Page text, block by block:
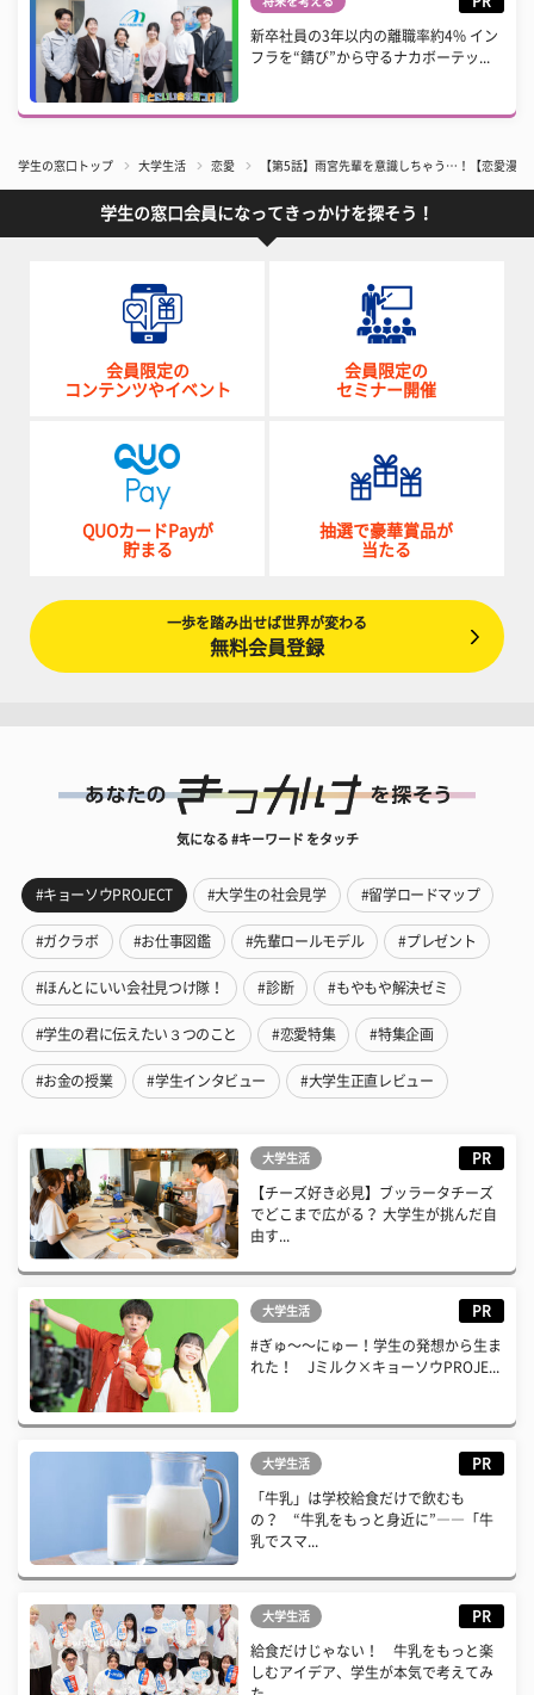
新卒社員の3年以内の離職率約4% イン
フラを“錆び”から守るナカボーテッ...
学生の窓口トップ 大学生活 恋愛 【第5話】雨宮先輩を意識しちゃう…！【恋愛漫
学生の窓口会員になってきっかけを探そう！
会員限定の
コンテンツやイベント
会員限定の
セミナー開催
QUOカードPayが
貯まる
抽選で豪華賞品が
当たる
一歩を踏み出せば世界が変わる
無料会員登録
気になる #キーワード をタッチ
#キョーソウPROJECT #大学生の社会見学 #留学ロードマップ
#ガクラボ #お仕事図鑑 #先輩ロールモデル #プレゼント
#ほんとにいい会社見つけ隊！ #診断 #もやもや解決ゼミ
#学生の君に伝えたい３つのこと #恋愛特集 #特集企画
#お金の授業 #学生インタビュー #大学生正直レビュー
大学生活 PR
【チーズ好き必見】ブッラータチーズ
でどこまで広がる？ 大学生が挑んだ自
由す...
大学生活 PR
#ぎゅ〜〜にゅー！学生の発想から生ま
れた！ Jミルク×キョーソウPROJE...
大学生活 PR
「牛乳」は学校給食だけで飲むも
の？ “牛乳をもっと身近に”――「牛
乳でスマ...
大学生活 PR
給食だけじゃない！ 牛乳をもっと楽
しむアイデア、学生が本気で考えてみ